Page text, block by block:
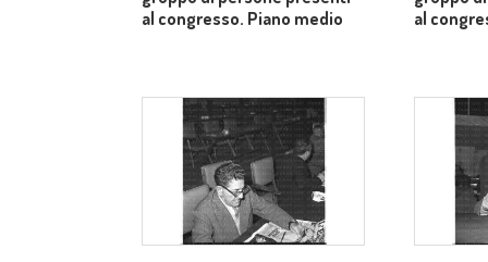
al congresso. Piano medio
al